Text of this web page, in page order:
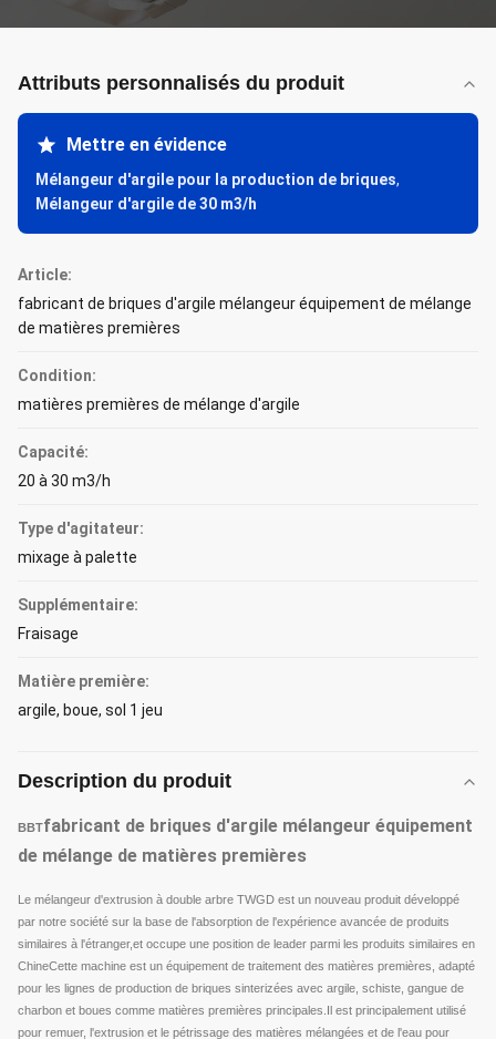
Attributs personnalisés du produit
Mettre en évidence
Mélangeur d'argile pour la production de briques,
Mélangeur d'argile de 30 m3/h
Article:
fabricant de briques d'argile mélangeur équipement de mélange
de matières premières
Condition:
matières premières de mélange d'argile
Capacité:
20 à 30 m3/h
Type d'agitateur:
mixage à palette
Supplémentaire:
Fraisage
Matière première:
argile, boue, sol 1 jeu
Description du produit
BBTfabricant de briques d'argile mélangeur équipement
de mélange de matières premières
Le mélangeur d'extrusion à double arbre TWGD est un nouveau produit développé
par notre société sur la base de l'absorption de l'expérience avancée de produits
similaires à l'étranger,et occupe une position de leader parmi les produits similaires en
ChineCette machine est un équipement de traitement des matières premières, adapté
pour les lignes de production de briques sinterizées avec argile, schiste, gangue de
charbon et boues comme matières premières principales.Il est principalement utilisé
pour remuer, l'extrusion et le pétrissage des matières mélangées et de l'eau pour